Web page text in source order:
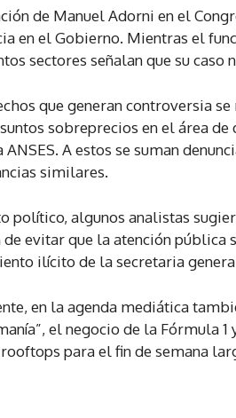
de Manuel Adorni en el
en el Gobierno. Mientras el
sectores señalan que su caso
que generan controversia
sobreprecios en el área
ANSES. A estos se suman
similares.
político, algunos analistas
de evitar que la atención pública
ilícito de la secretaria
en la agenda mediática
el negocio de la Fórmula
rooftops para el fin de semana